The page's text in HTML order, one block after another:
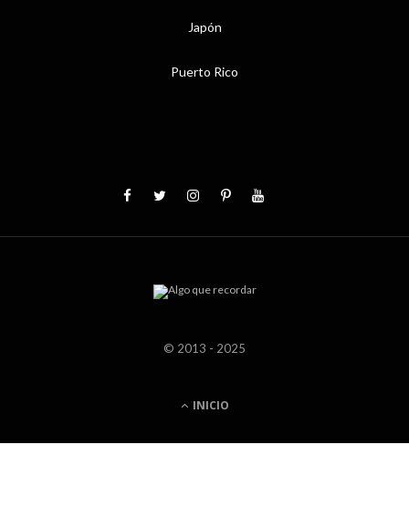
Japón
Puerto Rico
© 2013 - 2025
INICIO